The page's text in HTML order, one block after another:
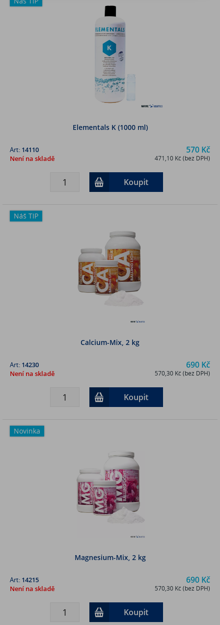
Elementals K (1000 ml)
570 Kč
471,10 Kč (bez DPH)
Art: 14110
Není na skladě
Koupit
Náš TIP
Calcium-Mix, 2 kg
690 Kč
570,30 Kč (bez DPH)
Art: 14230
Není na skladě
Koupit
Novinka
Magnesium-Mix, 2 kg
690 Kč
570,30 Kč (bez DPH)
Art: 14215
Není na skladě
Koupit